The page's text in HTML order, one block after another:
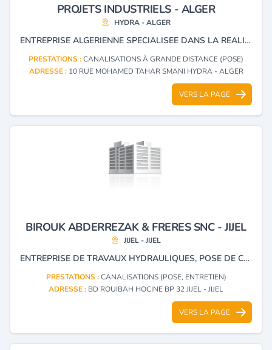
PROJETS INDUSTRIELS - ALGER
HYDRA - ALGER
ENTREPRISE ALGERIENNE SPECIALISEE DANS LA REALISATION DE PROJETS INDUSTRIELS COMPLEXES NOTAMMENT DANS LES SECTEURS OIL ET GAS, ÉNERGIES CLASSIQUES ET RENOUVELABLES, HYDRAULIQUE ET MAINTENANCE INDUSTRIELLE.
PRESTATIONS :CANALISATIONS À GRANDE DISTANCE (POSE)
ADRESSE : 10 RUE MOHAMED TAHAR SMANI HYDRA - ALGER
VERS LA PAGE
BIROUK ABDERREZAK & FRERES SNC - JIJEL
JIJEL - JIJEL
ENTREPRISE DE TRAVAUX HYDRAULIQUES, POSE DE CANALISATION, MENUISERIE ALUMINIUM ET CONSTRUCTION MÉTALLIQUE.
PRESTATIONS :CANALISATIONS (POSE, ENTRETIEN)
ADRESSE : BD ROUIBAH HOCINE BP 32 JIJEL - JIJEL
VERS LA PAGE